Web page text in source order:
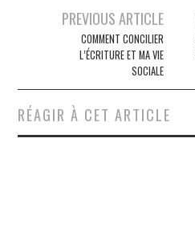
Navigation
PREVIOUS ARTICLE
COMMENT CONCILIER
L’ÉCRITURE ET MA VIE
SOCIALE
RÉAGIR À CET ARTICLE